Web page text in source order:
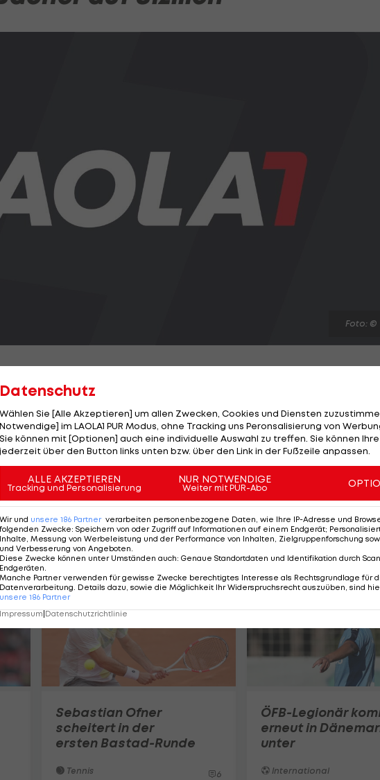
Foto: ©
Hans Peter Bacher vertritt die rot-weiß-roten Farben bei den
Sonntag). Der Burgenländer Wiesberger will beim 1-Mio.-Euro-
auf Italiens Mittelmeer-Insel eine deutliche Steigerung
zeigen. Der Salzburger Hans Peter Bacher rutscht nach langer
European Tour. Titelverteidiger Jacquelin (FRA) und Manassero
Sebastian Ofner
scheitert in der
ersten Bastad-Runde
Tennis 6
ÖFB-Legionär
erneut in
unter
International
Datenschutz
Wählen Sie [Alle Akzeptieren] um allen Zwecken, Cookies und Diensten
Notwendige] im LAOLA1 PUR Modus, ohne Tracking uns Peronsalisierung von
Sie können mit [Optionen] auch eine individuelle Auswahl zu treffen. Sie können
jederzeit über den Button links unten bzw. über den Link in der Fußzeile anpassen.
ALLE AKZEPTIEREN
Tracking und Personalisierung
NUR NOTWENDIGE
Weiter mit PUR-Abo
Wir und unsere 186 Partner verarbeiten personenbezogene Daten, wie Ihre IP-Adresse und
folgenden Zwecke: Speichern von oder Zugriff auf Informationen auf einem Endgerät;
Inhalte, Messung von Werbeleistung und der Performance von Inhalten, Zielgruppenforschung
und Verbesserung von Angeboten
Diese Zwecke können unter Umständen auch: Genaue Standortdaten und Identifikation durch
Endgeräten
Manche Partner verwenden für gewisse Zwecke berechtigtes Interesse als Rechtsgrundlage für
Datenverarbeitung. Details dazu, sowie die Möglichkeit Ihr Widerspruchsrecht auszuüben, sind
unsere 186 Partner
Impressum|Datenschutzrichtlinie